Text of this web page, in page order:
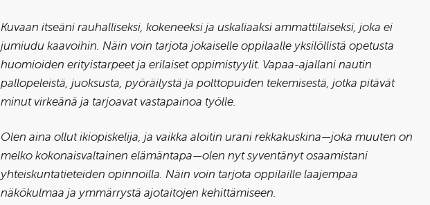
Kuvaan itseäni rauhalliseksi, kokeneeksi ja uskaliaaksi ammattilaiseksi, joka ei
jumiudu kaavoihin. Näin voin tarjota jokaiselle oppilaalle yksilöllistä opetusta
huomioiden erityistarpeet ja erilaiset oppimistyylit. Vapaa-ajallani nautin
pallopeleistä, juoksusta, pyöräilystä ja polttopuiden tekemisestä, jotka pitävät
minut virkeänä ja tarjoavat vastapainoa työlle.
Olen aina ollut ikiopiskelija, ja vaikka aloitin urani rekkakuskina—joka muuten on
melko kokonaisvaltainen elämäntapa—olen nyt syventänyt osaamistani
yhteiskuntatieteiden opinnoilla. Näin voin tarjota oppilaille laajempaa
näkökulmaa ja ymmärrystä ajotaitojen kehittämiseen.